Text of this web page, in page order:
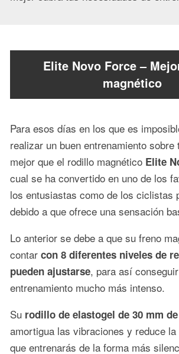
Elite Novo Force –
magnético
Para esos días en los que es
realizar un buen entrenamiento sobre
mejor que el rodillo magnético Elite
cual se ha convertido en uno de los
los entusiastas como de los ciclistas
debido a que ofrece una sensación
Lo anterior se debe a que su freno
contar con 8 diferentes niveles de
pueden ajustarse, para así
entrenamiento mucho más intenso.
Su rodillo de elastogel de 30 mm
amortigua las vibraciones y reduce
que entrenarás de la forma más